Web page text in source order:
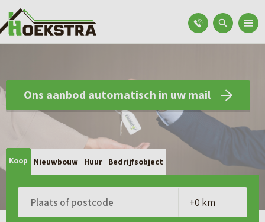
Ons aanbod automatisch in uw mail
Koop Nieuwbouw Huur Bedrijfsobject
o